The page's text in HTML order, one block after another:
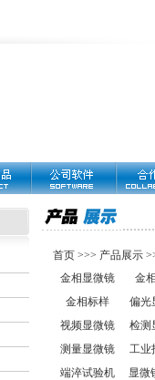
首页 >>> 产品展示
金相显微镜
金
金相标样
偏光
视频显微镜
检测
测量显微镜
工业
端淬试验机
显微